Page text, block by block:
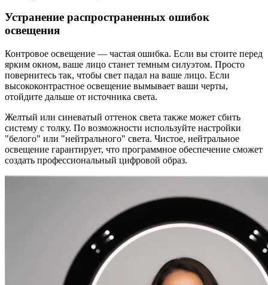
Устранение распространенных ошибок
освещения
Контровое освещение — частая ошибка. Если вы стоите перед
ярким окном, ваше лицо станет темным силуэтом. Просто
повернитесь так, чтобы свет падал на ваше лицо. Если
высококонтрастное освещение вымывает ваши черты,
отойдите дальше от источника света.
Желтый или синеватый оттенок света также может сбить
систему с толку. По возможности используйте настройки
"белого" или "нейтрального" света. Чистое, нейтральное
освещение гарантирует, что программное обеспечение сможет
создать профессиональный цифровой образ.